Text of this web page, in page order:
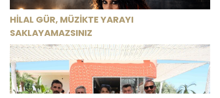
HİLAL GÜR, MÜZİKTE YARAYI
SAKLAYAMAZSINIZ